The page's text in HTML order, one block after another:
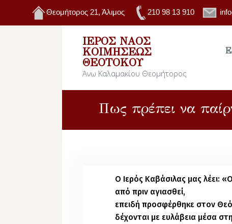
Θεομήτορος 21, Άλιμος 210 98 13 910
ΙΕΡΌΣ ΝΑΌΣ
ΚΟΙΜΉΣΕΩΣ
ΘΕΟΤΌΚΟΥ
Άνω Καλαμακίου Θεομήτορος
Πως πρέπει να
Ο Ιερός Καβάσιλας μας λέει:
από πριν αγιασθεί,
επειδή προσφέρθηκε στον Θεό.
δέχονται με ευλάβεια μέσα